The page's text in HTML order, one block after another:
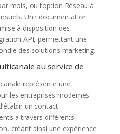
mois, ou l’option Réseau à
Une documentation
à disposition des
API, permettant une
des solutions marketing.
au service de
représente une
les entreprises modernes.
un contact
à travers différents
créant ainsi une expérience